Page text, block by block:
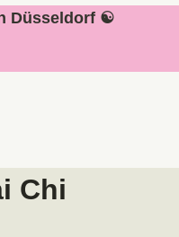
Düsseldorf ☯️
Chi